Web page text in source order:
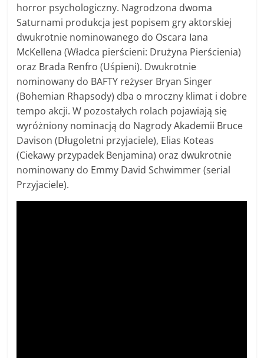
horror psychologiczny. Nagrodzona dwoma
Saturnami produkcja jest popisem gry aktorskiej
dwukrotnie nominowanego do Oscara Iana
McKellena (Władca pierścieni: Drużyna Pierścienia)
oraz Brada Renfro (Uśpieni). Dwukrotnie
nominowany do BAFTY reżyser Bryan Singer
(Bohemian Rhapsody) dba o mroczny klimat i dobre
tempo akcji. W pozostałych rolach pojawiają się
wyróżniony nominacją do Nagrody Akademii Bruce
Davison (Długoletni przyjaciele), Elias Koteas
(Ciekawy przypadek Benjamina) oraz dwukrotnie
nominowany do Emmy David Schwimmer (serial
Przyjaciele).